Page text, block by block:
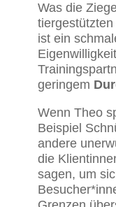
Was die
ist ein
geringem
Wenn Theo
Beispiel
andere
die
sagen, um